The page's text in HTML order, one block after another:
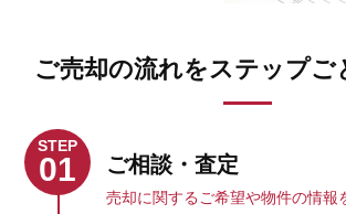
ご売却の流れをステップご
STEP
01 ご相談・査定
売却に関するご希望や物件の情報